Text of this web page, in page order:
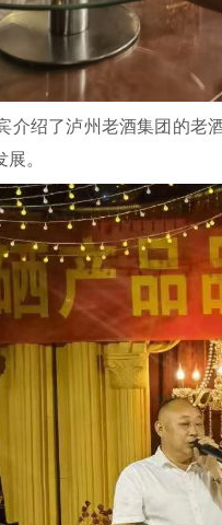
介绍了泸州老酒集团的
。